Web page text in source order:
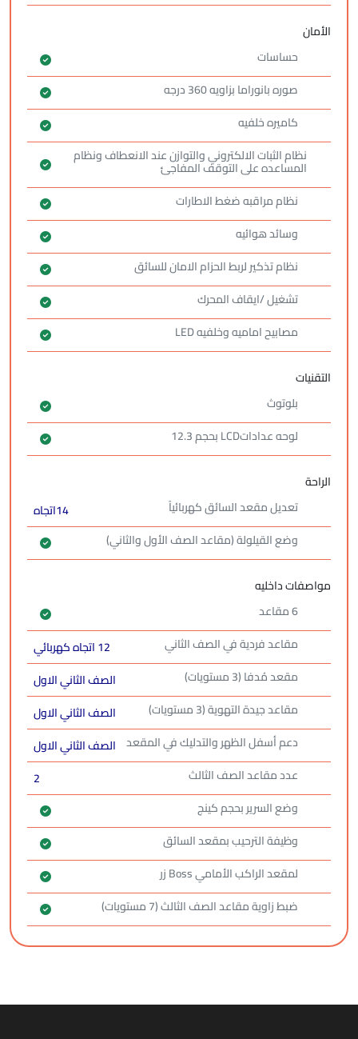
الأمان
حساسات
صوره بانوراما بزاويه 360 درجه
كاميره خلفيه
نظام الثبات الالكتروني والتوازن عند الانعطاف ونظام
المساعده على التوقف المفاجئ
نظام مراقبه ضغط الاطارات
وسائد هوائيه
نظام تذكير لربط الحزام الامان للسائق
تشغيل /ايقاف المحرك
مصابيح اماميه وخلفيه LED
التقنيات
بلوتوث
لوحه عداداتLCD بحجم 12.3
الراحة
‏تعديل مقعد السائق كهربائياً
14اتجاه
وضع القيلولة (مقاعد الصف الأول والثاني)
مواصفات داخليه
مقاعد فردية في الصف الثاني
12 اتجاه كهربائي
مقعد مُدفا (3 مستويات)
الصف الثاني الاول
مقاعد جيدة التهوية (3 مستويات)
الصف الثاني الاول
دعم أسفل الظهر والتدليك في المقعد
الصف الثاني الاول
عدد مقاعد الصف الثالث
وضع السرير بحجم كينج
وظيفة الترحيب بمقعد السائق
لمقعد الراكب الأمامي Boss زر
ضبط زاوية مقاعد الصف الثالث (7 مستويات)